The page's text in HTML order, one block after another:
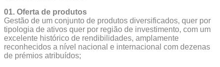
01. Oferta de produtos
Gestão de um conjunto de produtos diversificados, quer por
tipologia de ativos quer por região de investimento, com um
excelente histórico de rendibilidades, amplamente
reconhecidos a nível nacional e internacional com dezenas
de prémios atribuídos;